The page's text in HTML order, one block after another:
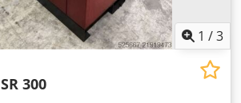
1 /3
SR 300